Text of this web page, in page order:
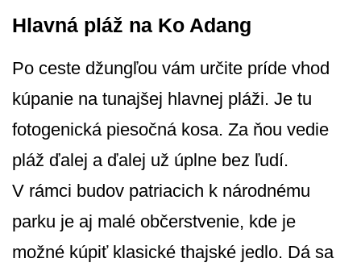
Hlavná pláž na Ko Adang
Po ceste džungľou vám určite príde vhod
kúpanie na tunajšej hlavnej pláži. Je tu
fotogenická piesočná kosa. Za ňou vedie
pláž ďalej a ďalej už úplne bez ľudí.
V rámci budov patriacich k národnému
parku je aj malé občerstvenie, kde je
možné kúpiť klasické thajské jedlo. Dá sa